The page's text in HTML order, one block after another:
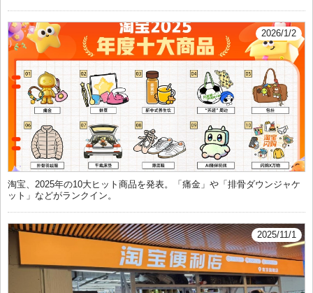
2026/1/2
淘宝、2025年の10大ヒット商品を発表。「痛金」や「排骨ダウンジャケ
ット」などがランクイン。
2025/11/1